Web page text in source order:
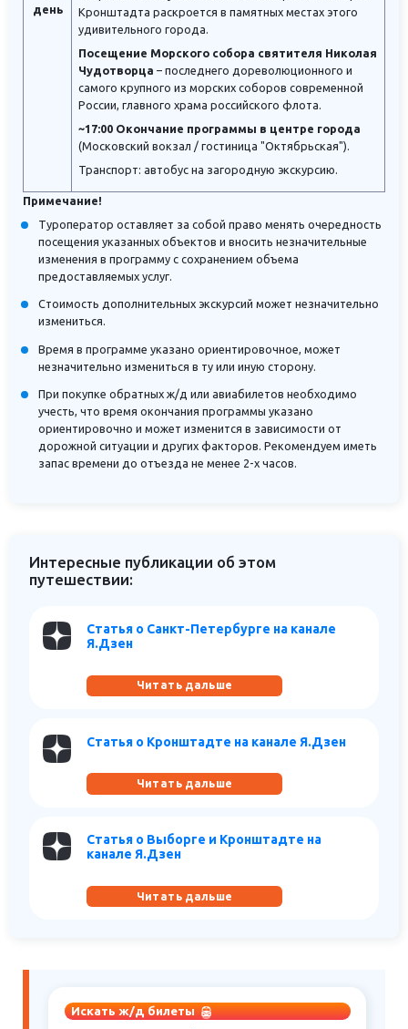
день
Кронштадта раскроется в памятных местах этого
удивительного города.
Посещение Морского собора святителя Николая
Чудотворца – последнего дореволюционного и
самого крупного из морских соборов современной
России, главного храма российского флота.
~17:00 Окончание программы в центре города
(Московский вокзал / гостиница "Октябрьская").
Транспорт: автобус на загородную экскурсию.
Примечание!
Туроператор оставляет за собой право менять очередность
посещения указанных объектов и вносить незначительные
изменения в программу с сохранением объема
предоставляемых услуг.
Стоимость дополнительных экскурсий может незначительно
измениться.
Время в программе указано ориентировочное, может
незначительно измениться в ту или иную сторону.
При покупке обратных ж/д или авиабилетов необходимо
учесть, что время окончания программы указано
ориентировочно и может изменится в зависимости от
дорожной ситуации и других факторов. Рекомендуем иметь
запас времени до отъезда не менее 2-х часов.
Интересные публикации об этом
путешествии:
Статья о Санкт-Петербурге на канале
Я.Дзен
Читать дальше
Статья о Кронштадте на канале Я.Дзен
Читать дальше
Статья о Выборге и Кронштадте на
канале Я.Дзен
Читать дальше
Искать ж/д билеты